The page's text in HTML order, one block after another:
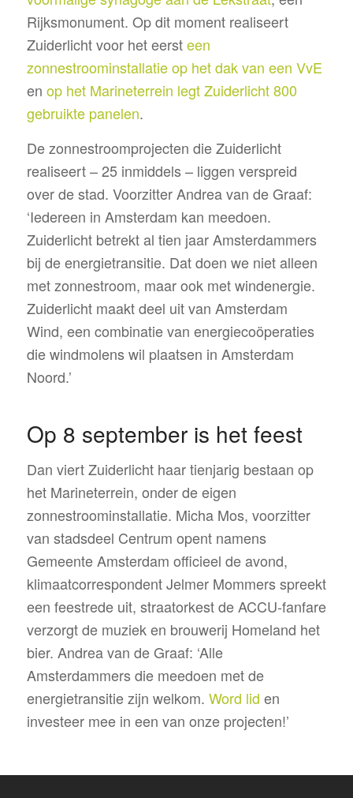
Rijksmonument. Op dit moment realiseert
Zuiderlicht voor het eersteen
zonnestroominstallatie op het dak van een VvE
en op het Marineterrein legt Zuiderlicht 800
gebruikte panelen.
De zonnestroomprojecten die Zuiderlicht
realiseert – 25 inmiddels – liggen verspreid
over de stad. Voorzitter Andrea van de Graaf:
‘Iedereen in Amsterdam kan meedoen.
Zuiderlicht betrekt al tien jaar Amsterdammers
bij de energietransitie. Dat doen we niet alleen
met zonnestroom, maar ook met windenergie.
Zuiderlicht maakt deel uit van Amsterdam
Wind, een combinatie van energiecoöperaties
die windmolens wil plaatsen in Amsterdam
Noord.’
Op 8 september is het feest
Dan viert Zuiderlicht haar tienjarig bestaan op
het Marineterrein, onder de eigen
zonnestroominstallatie. Micha Mos, voorzitter
van stadsdeel Centrum opent namens
Gemeente Amsterdam officieel de avond,
klimaatcorrespondent Jelmer Mommers spreekt
een feestrede uit, straatorkest de ACCU-fanfare
verzorgt de muziek en brouwerij Homeland het
bier. Andrea van de Graaf: ‘Alle
Amsterdammers die meedoen met de
energietransitie zijn welkom. Word lid en
investeer mee in een van onze projecten!’